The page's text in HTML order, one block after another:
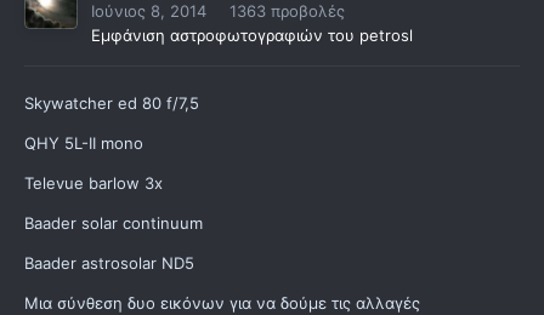
Ιούνιος 8, 2014
1363 προβολές
Εμφάνιση αστροφωτογραφιών του petrosl
Skywatcher ed 80 f/7,5
QHY 5L-II mono
Televue barlow 3x
Baader solar continuum
Baader astrosolar ND5
Μια σύνθεση δυο εικόνων για να δούμε τις αλλαγές